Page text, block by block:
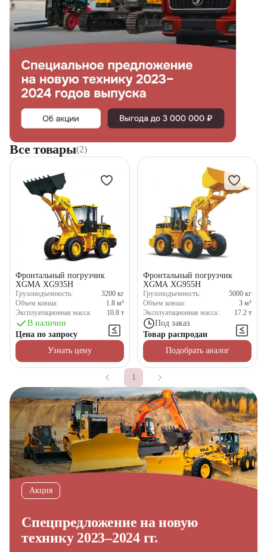
Все товары(2)
Фронтальный погрузчик
XGMA XG935H
Грузоподъемность: 3200 кг
Объем ковша:
1.8 м³
Эксплуатационная масса:
10.8 т
В наличии
Цена по запросу
Узнать цену
Фронтальный погрузчик
XGMA XG955H
Грузоподъемность: 5000 кг
Объем ковша:
3 м³
Эксплуатационная масса:
17.2 т
Под заказ
Товар распродан
Подобрать аналог
1
Акция
Спецпредложение на новую
технику 2023–2024 гг.